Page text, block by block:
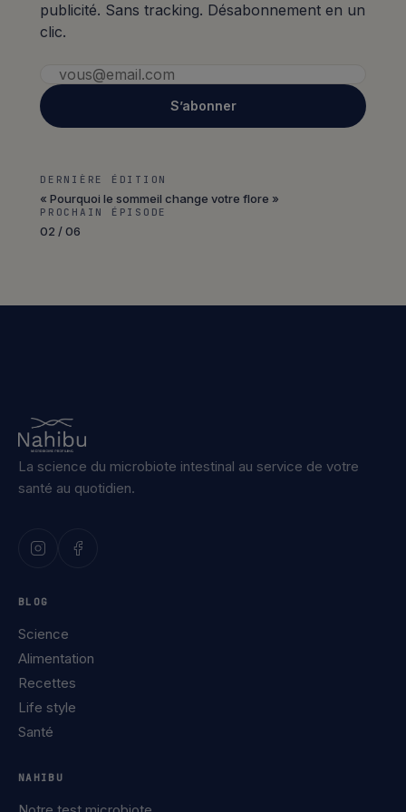
publicité. Sans tracking. Désabonnement en un
clic.
S’abonner
DERNIÈRE ÉDITION
« Pourquoi le sommeil change votre flore »
PROCHAIN ÉPISODE
02 / 06
La science du microbiote intestinal au service de votre
santé au quotidien.
BLOG
Science
Alimentation
Recettes
Life style
Santé
NAHIBU